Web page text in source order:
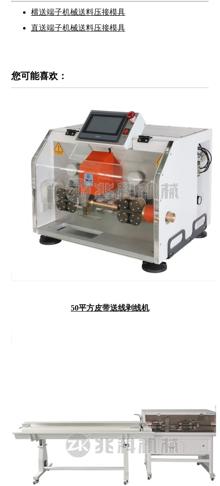
横送端子机械送料压接模具
直送端子机械送料压接模具
您可能喜欢：
50平方皮带送线剥线机